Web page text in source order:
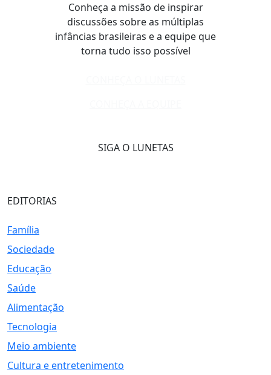
Conheça a missão de inspirar
discussões sobre as múltiplas
infâncias brasileiras e a equipe que
torna tudo isso possível
SIGA O LUNETAS
EDITORIAS
Família
Sociedade
Educação
Saúde
Alimentação
Tecnologia
Meio ambiente
Cultura e entretenimento